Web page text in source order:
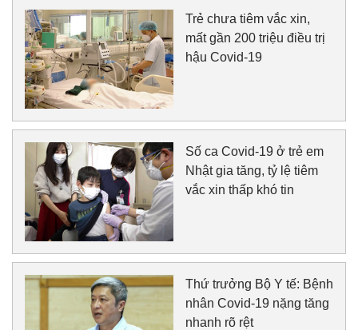
Trẻ chưa tiêm vắc xin,
mất gần 200 triệu điều trị
hậu Covid-19
Số ca Covid-19 ở trẻ em
Nhật gia tăng, tỷ lệ tiêm
vắc xin thấp khó tin
Thứ trưởng Bộ Y tế: Bệnh
nhân Covid-19 nặng tăng
nhanh rõ rệt